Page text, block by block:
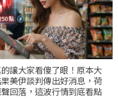
讓大家看傻了眼！原本大
美伊談判傳出好消息，荷
回落，這波行情到底看點